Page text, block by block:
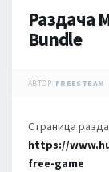
Раздача
Bundle
АВТОР: FREESTEAM
Страница
https://
free-game